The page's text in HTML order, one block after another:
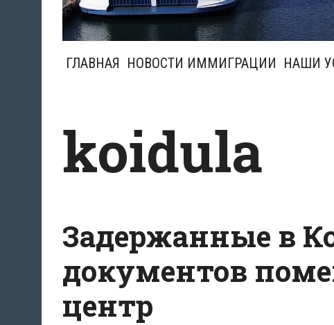
ГЛАВНАЯ НОВОСТИ ИММИГРАЦИИ НАШИ
koidula
Задержанные в
документов
центр